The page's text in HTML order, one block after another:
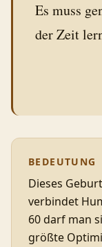
Es muss
der Zeit
BEDEUTUNG
Dieses
verbindet
60 darf man
größte